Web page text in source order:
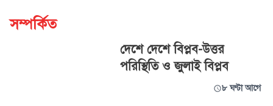
সম্পর্কিত
দেশে দেশে বিপ্লব-উত্তর
পরিস্থিতি ও জুলাই বিপ্লব
৮ ঘণ্টা আগে